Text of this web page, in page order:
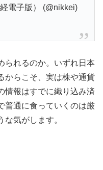
電子版） (@nikkei)
られるのか。いずれ日本
からこそ、実は株や通貨
情報はすでに織り込み済
普通に食っていくのは厳
な気がします。